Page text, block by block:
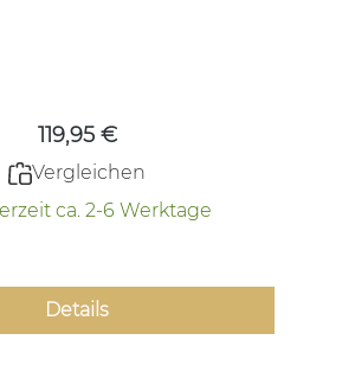
119,95 €
Vergleichen
ca. 2-6 Werktage
Details